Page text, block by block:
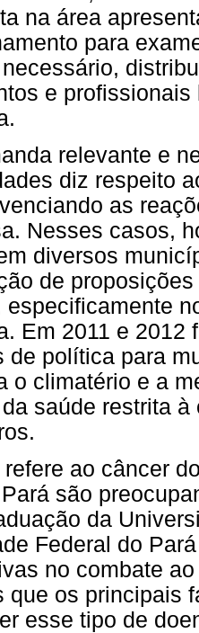
na área
para
e
relevante e
diz respeito
as
Nesses casos,
diversos
de
especificamente
Em 2011 e 2012
de política para
o climatério e a
saúde restrita
refere ao câncer
são
da
Federal do
no combate
que os principais
esse tipo de